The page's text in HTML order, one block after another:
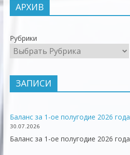
АРХИВ
Рубрики
ЗАПИСИ
Баланс за 1-ое полугодие 2026 года
30.07.2026
Баланс за 1-ое полугодие 2026 года